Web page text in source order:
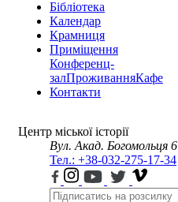
Бібліотека
Календар
Крамниця
Приміщення
Конференц-
залПроживанняКафе
Контакти
Центр міської історії
Вул. Акад. Богомольця 6
Тел.: +38-032-275-17-34